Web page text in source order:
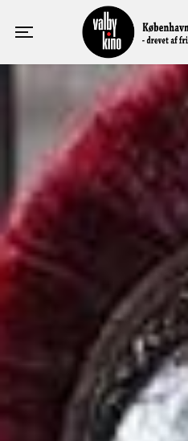
Toggle navigation
Valby Kino